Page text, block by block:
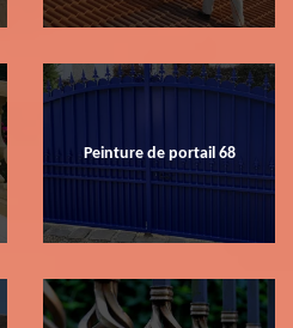
Peinture de portail 68